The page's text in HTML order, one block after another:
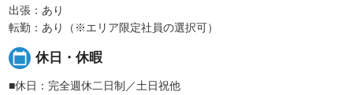
出張：あり
転勤：あり（※エリア限定社員の選択可）
calendar_today 休日・休暇
■休日：完全週休二日制／土日祝他